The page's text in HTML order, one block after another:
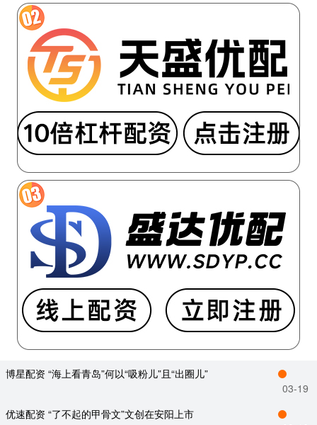
博星配资 “海上看青岛”何以“吸粉儿”且“出圈儿”
03-19
优速配资 “了不起的甲骨文”文创在安阳上市